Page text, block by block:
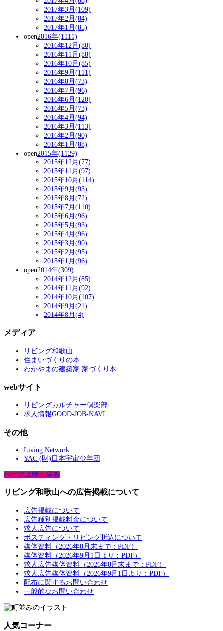
2017年3月(109)
2017年2月(84)
2017年1月(85)
open2016年(1111)
2016年12月(80)
2016年11月(88)
2016年10月(85)
2016年9月(111)
2016年8月(73)
2016年7月(96)
2016年6月(120)
2016年5月(73)
2016年4月(94)
2016年3月(113)
2016年2月(90)
2016年1月(88)
open2015年(1129)
2015年12月(77)
2015年11月(97)
2015年10月(114)
2015年9月(93)
2015年8月(72)
2015年7月(110)
2015年6月(96)
2015年5月(93)
2015年4月(96)
2015年3月(90)
2015年2月(95)
2015年1月(96)
open2014年(309)
2014年12月(85)
2014年11月(92)
2014年10月(107)
2014年9月(21)
2014年8月(4)
メディア
リビング和歌山
住まいづくりの本
わかやまの建築家 家づくり本
webサイト
リビングカルチャー倶楽部
求人情報GOOD-JOB-NAVI
その他
Living Network
YAC (財)日本宇宙少年団
ページ上部へ戻る
リビング和歌山への広告掲載について
広告掲載について
広告種別掲載料金について
求人広告について
ポスティング・リビング折込について
媒体資料（2026年8月末まで：PDF）
媒体資料（2026年9月1日より：PDF）
求人広告媒体資料（2026年8月末まで：PDF）
求人広告媒体資料（2026年9月1日より：PDF）
配布に関するお問い合わせ
一般的なお問い合わせ
人気コーナー